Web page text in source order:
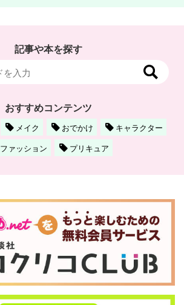
記事や本を探す
おすすめコンテンツ
メイク おでかけ
キャラクター
ファッション
プリキュア